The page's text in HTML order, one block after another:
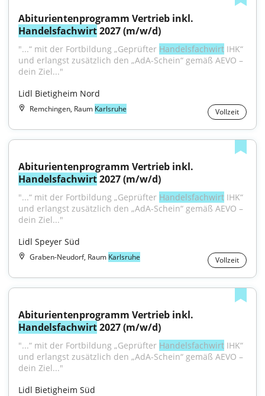
Handelsfachwirt 2027 (m/w/d)
"...“ mit der Fortbildung „Geprüfter Handelsfachwirt IHK“
und erlangst zusätzlich den „AdA-Schein“ gemäß AEVO –
dein Ziel..."
Lidl Bietigheim Nord
Remchingen, Raum Karlsruhe Vollzeit
Handelsfachwirt 2027 (m/w/d)
"...“ mit der Fortbildung „Geprüfter Handelsfachwirt IHK“
und erlangst zusätzlich den „AdA-Schein“ gemäß AEVO –
dein Ziel..."
Lidl Speyer Süd
Graben-Neudorf, Raum Karlsruhe Vollzeit
Handelsfachwirt 2027 (m/w/d)
"...“ mit der Fortbildung „Geprüfter Handelsfachwirt IHK“
und erlangst zusätzlich den „AdA-Schein“ gemäß AEVO –
dein Ziel..."
Lidl Bietigheim Süd